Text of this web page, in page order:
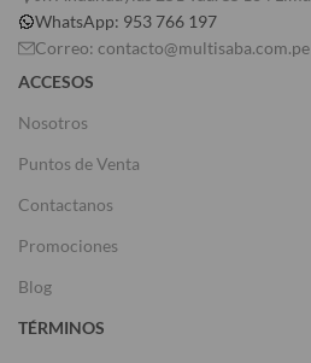
WhatsApp: 953 766 197
Correo: contacto@multisaba.com.pe
ACCESOS
Nosotros
Puntos de Venta
Contactanos
Promociones
Blog
TÉRMINOS